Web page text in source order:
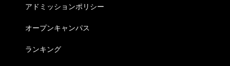
アドミッションポリシー
オープンキャンパス
ランキング